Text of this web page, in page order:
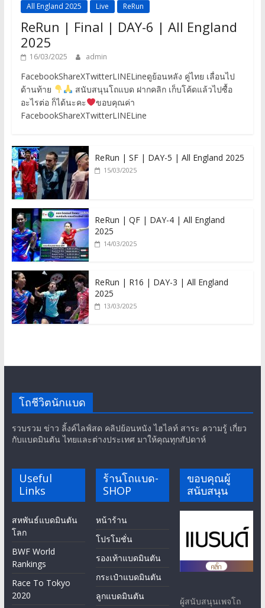
All England 2025 Live ReRun
ReRun | Final | DAY-6 | All England
2025
16/03/2025 admin
FacebookShareXTwitterLINELineดูย้อนหลัง คู่ไทย เลื่อนไป
ด้านท้าย
สนับสนุนโถแบด ฝากคลิก เก็บโค้ดแล้วไปซื้อ
อะไรต่อ ก็ได้นะคะ
ขอบคุณค่า
FacebookShareXTwitterLINELine
ReRun | SF | DAY-5 | All England 2025
15/03/2025
ReRun | QF | DAY-4 | All England
2025
14/03/2025
ReRun | R16 | DAY-3 | All England
2025
13/03/2025
โถชีวิตนักแบด
รวบรวม ข่าว ลิ้งค์ไลฟ์สด คลิปย้อนหนัง ไฮไลท์ สาระ ความรู้ เกี่ยว
กับแบดมินตัน ไทยและต่างประเทศ มาให้คุณทุกสัปดาห์
Useful
Links
สหพันธ์แบดมินตัน
โลก
BWF World
Rankings
Race To Tokyo
2020
ร้านโถแบด-
SHOP
หน้าร้าน
โปรโมชั่น
รองเท้าแบดมินตัน
กระเป๋าแบดมินตัน
ลูกแบดมินตัน
ขอบคุณผู้
สนับสนุน
ผู้สนับสนุนเพจโถ